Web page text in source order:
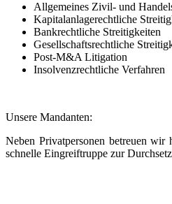
Allgemeines Zivil- und
Kapitalanlagerechtliche
Bankrechtliche Streitigkeiten
Gesellschaftsrechtliche
Post-M&A Litigation
Insolvenzrechtliche Verfahren
Unsere Mandanten:
Neben Privatpersonen betreuen wir
schnelle Eingreiftruppe zur